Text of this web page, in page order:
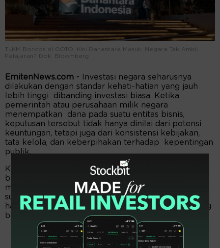
TLKM Boncos di GOTO, Kini Danantara Masuk: Negara Tak Ambil
Pelajaran? Dok. Bloomberg
EmitenNews.com -
Investasi negara seharusnya
dilakukan dengan standar kehati-hatian yang jauh
lebih tinggi dibanding investasi biasa. Ketika
pemerintah atau perusahaan milik negara
menempatkan dana pada suatu entitas bisnis,
keputusan tersebut tidak hanya dinilai dari potensi
keuntungan, tetapi juga dari konsistensi kebijakan,
tata kelola, dan keberpihakan terhadap kepentingan
publik.
Karena itu, ketika muncul wacana bahwa Danantara
berpotensi masuk ke saham GOTO, publik langsung
mengingat satu fakta penting: negara sebenarnya
sudah pernah masuk ke GOTO melalui TLKM, dan
hasilnya justru meninggalkan kerugian investasi yang
besar.